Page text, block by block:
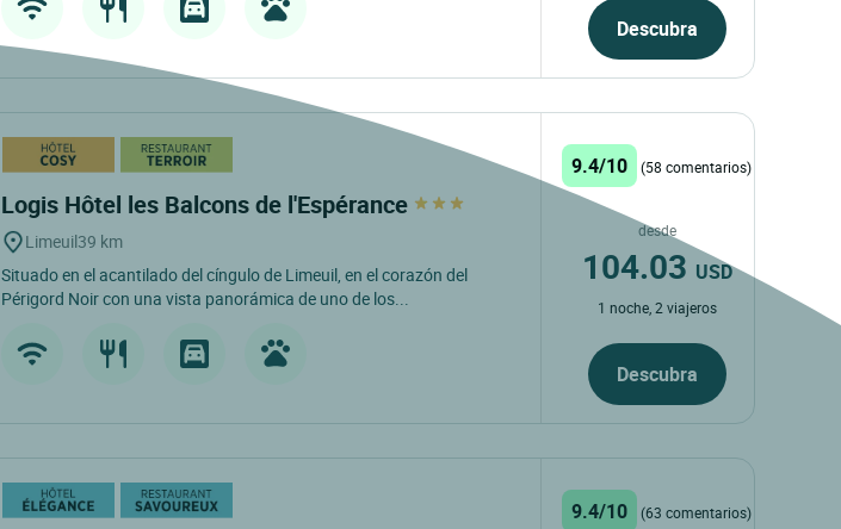
Descubra
Logis Hôtel les Balcons de l'Espérance
Limeuil39 km
Situado en el acantilado del cíngulo de Limeuil, en el corazón del
Périgord Noir con una vista panorámica de uno de los...
9.4/10 (58 comentarios)
desde
104.03 USD
1 noche, 2 viajeros
Descubra
9.4/10 (63 comentarios)